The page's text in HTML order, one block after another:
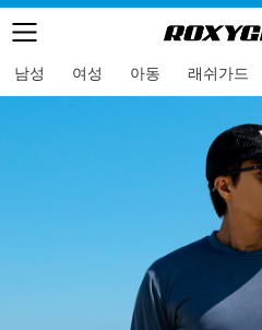
메뉴
로고
남성 여성 아동 래쉬가드